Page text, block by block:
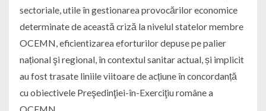
sectoriale, utile în gestionarea provocărilor economice
determinate de această criză la nivelul statelor membre
OCEMN, eficientizarea eforturilor depuse pe palier
național şi regional, în contextul sanitar actual, și implicit
au fost trasate liniile viitoare de acțiune în concordanță
cu obiectivele Preşedinţiei-în-Exerciţiu române a